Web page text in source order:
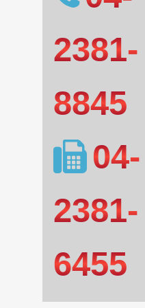
2381-
8845
04-
2381-
6455